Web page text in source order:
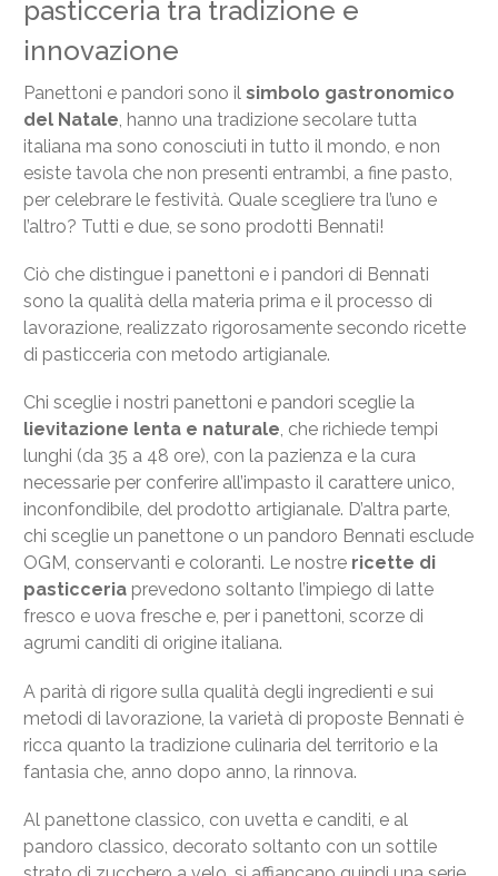
pasticceria tra tradizione e
innovazione
Panettoni e pandori sono ilsimbolo gastronomico
del Natale, hanno una tradizione secolare tutta
italiana ma sono conosciuti in tutto il mondo, e non
esiste tavola che non presenti entrambi, a fine pasto,
per celebrare le festività. Quale scegliere tra l’uno e
l’altro? Tutti e due, se sono prodotti Bennati!
Ciò che distingue i panettoni e i pandori di Bennati
sono la qualità della materia prima e il processo di
lavorazione, realizzato rigorosamente secondo ricette
di pasticceria con metodo artigianale.
Chi sceglie i nostri panettoni e pandori sceglie la
lievitazione lenta e naturale, che richiede tempi
lunghi (da 35 a 48 ore), con la pazienza e la cura
necessarie per conferire all’impasto il carattere unico,
inconfondibile, del prodotto artigianale. D’altra parte,
chi sceglie un panettone o un pandoro Bennati esclude
OGM, conservanti e coloranti. Le nostre ricette di
pasticceria prevedono soltanto l’impiego di latte
fresco e uova fresche e, per i panettoni, scorze di
agrumi canditi di origine italiana.
A parità di rigore sulla qualità degli ingredienti e sui
metodi di lavorazione, la varietà di proposte Bennati è
ricca quanto la tradizione culinaria del territorio e la
fantasia che, anno dopo anno, la rinnova.
Al panettone classico, con uvetta e canditi, e al
pandoro classico, decorato soltanto con un sottile